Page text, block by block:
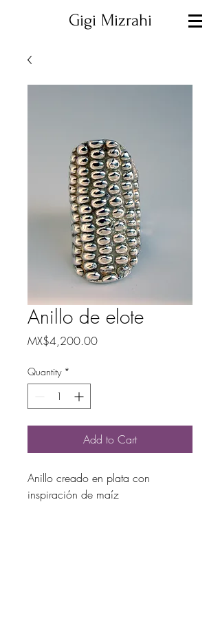
Gigi Mizrahi
Anillo de elote
MX$4,200.00Price
Quantity *
Add to Cart
Anillo creado en plata con
inspiración de maíz